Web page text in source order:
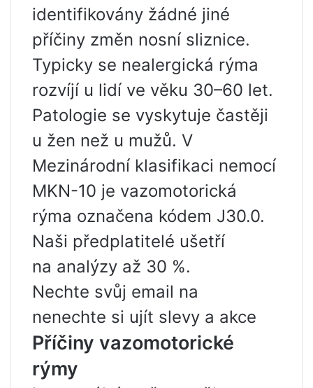
identifikovány žádné jiné
příčiny změn nosní sliznice.
Typicky se nealergická rýma
rozvíjí u lidí ve věku 30–60 let.
Patologie se vyskytuje častěji
u žen než u mužů. V
Mezinárodní klasifikaci nemocí
MKN-10 je vazomotorická
rýma označena kódem J30.0.
Naši předplatitelé ušetří
na analýzy až 30 %.
Nechte svůj email na
nenechte si ujít slevy a akce
Příčiny vazomotorické
rýmy